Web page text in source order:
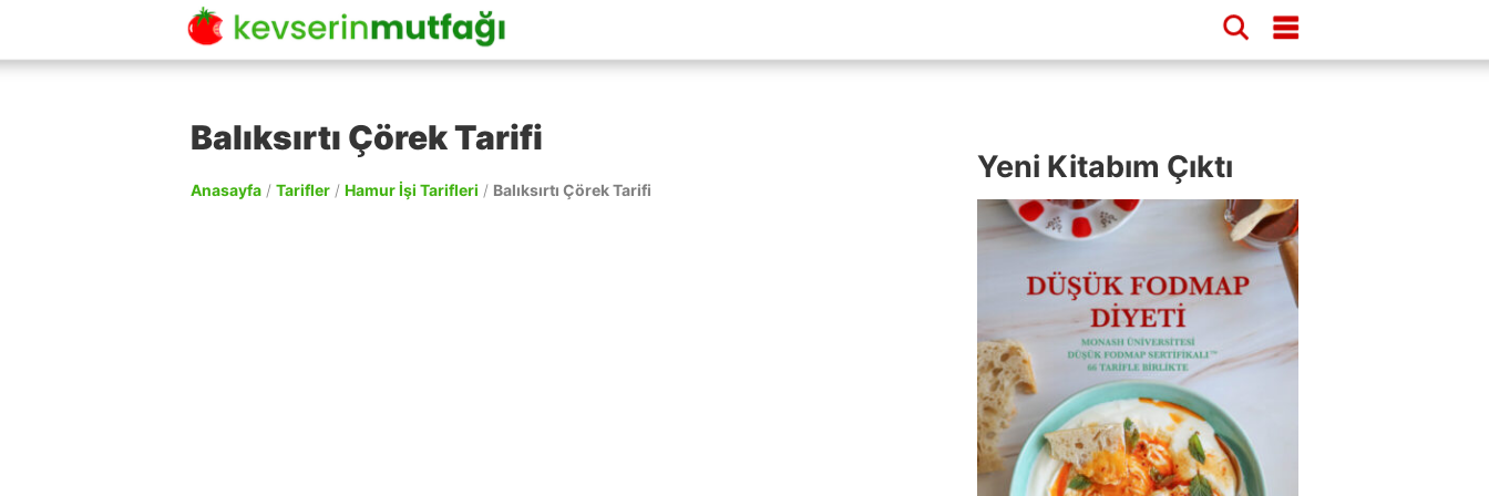
Balıksırtı Çörek Tarifi
Anasayfa / Tarifler / Hamur İşi Tarifleri / Balıksırtı Çörek Tarifi
Yeni Kitabım Çıktı